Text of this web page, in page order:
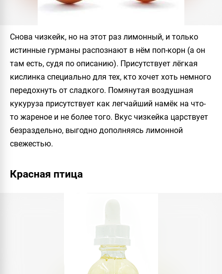
Снова чизкейк, но на этот раз лимонный, и только
истинные гурманы распознают в нём поп-корн (а он
там есть, судя по описанию). Присутствует лёгкая
кислинка специально для тех, кто хочет хоть немного
передохнуть от сладкого. Помянутая воздушная
кукуруза присутствует как легчайший намёк на что-
то жареное и не более того. Вкус чизкейка царствует
безраздельно, выгодно дополняясь лимонной
свежестью.
Красная птица